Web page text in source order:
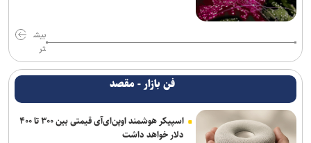
بیش
تر
فن بازار - مقصد
اسپیکر هوشمند اوپن‌ای‌آی قیمتی بین ۳۰۰ تا ۴۰۰
دلار خواهد داشت